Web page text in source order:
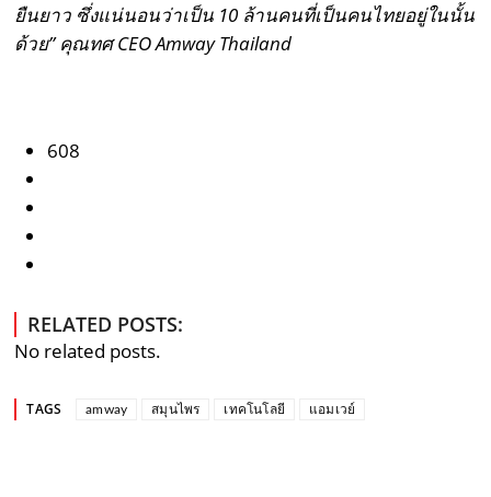
ยืนยาว ซึ่งแน่นอนว่าเป็น 10 ล้านคนที่เป็นคนไทยอยู่ในนั้น
ด้วย” คุณทศ CEO Amway Thailand
608
RELATED POSTS:
No related posts.
TAGS amway สมุนไพร เทคโนโลยี แอมเวย์